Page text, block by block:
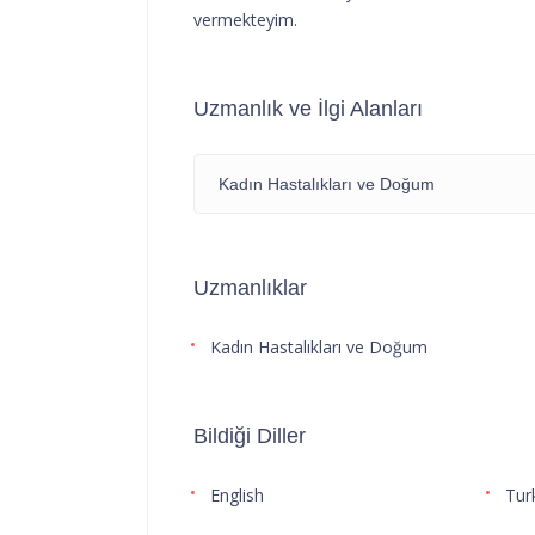
vermekteyim.
Uzmanlık ve İlgi Alanları
Kadın Hastalıkları ve Doğum
Uzmanlıklar
Kadın Hastalıkları ve Doğum
Bildiği Diller
English